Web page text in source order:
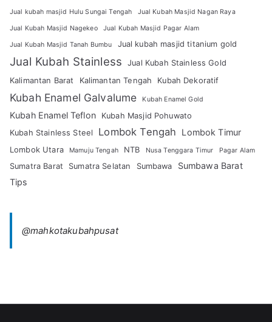
Jual kubah masjid Hulu Sungai Tengah Jual Kubah Masjid Nagan Raya
Jual Kubah Masjid Nagekeo Jual Kubah Masjid Pagar Alam
Jual Kubah Masjid Tanah Bumbu Jual kubah masjid titanium gold
Jual Kubah Stainless
Jual Kubah Stainless Gold
Kalimantan Barat
Kalimantan Tengah Kubah Dekoratif
Kubah Enamel Galvalume Kubah Enamel Gold
Kubah Enamel Teflon
Kubah Masjid Pohuwato
Kubah Stainless Steel
Lombok Tengah Lombok Timur
Lombok Utara Mamuju Tengah NTB Nusa Tenggara Timur Pagar Alam
Sumatra Barat Sumatra Selatan Sumbawa
Sumbawa Barat
Tips
@mahkotakubahpusat